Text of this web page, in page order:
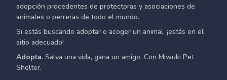
adopción procedentes de protectoras y asociaciones de
animales o perreras de todo el mundo.
Si estás buscando adoptar o acoger un animal, ¡estás en el
sitio adecuado!
Adopta. Salva una vida, gana un amigo. Con Miwuki Pet
Shelter.